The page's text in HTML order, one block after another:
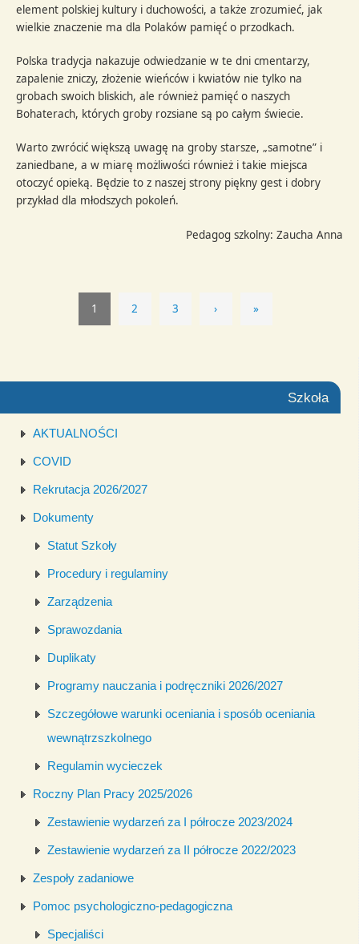
element polskiej kultury i duchowości, a także zrozumieć, jak
wielkie znaczenie ma dla Polaków pamięć o przodkach.
Polska tradycja nakazuje odwiedzanie w te dni cmentarzy,
zapalenie zniczy, złożenie wieńców i kwiatów nie tylko na
grobach swoich bliskich, ale również pamięć o naszych
Bohaterach, których groby rozsiane są po całym świecie.
Warto zwrócić większą uwagę na groby starsze, „samotne” i
zaniedbane, a w miarę możliwości również i takie miejsca
otoczyć opieką. Będzie to z naszej strony piękny gest i dobry
przykład dla młodszych pokoleń.
Pedagog szkolny: Zaucha Anna
1 2 3 › »
Szkoła
AKTUALNOŚCI
COVID
Rekrutacja 2026/2027
Dokumenty
Statut Szkoły
Procedury i regulaminy
Zarządzenia
Sprawozdania
Duplikaty
Programy nauczania i podręczniki 2026/2027
Szczegółowe warunki oceniania i sposób oceniania
wewnątrzszkolnego
Regulamin wycieczek
Roczny Plan Pracy 2025/2026
Zestawienie wydarzeń za I półrocze 2023/2024
Zestawienie wydarzeń za II półrocze 2022/2023
Zespoły zadaniowe
Pomoc psychologiczno-pedagogiczna
Specjaliści